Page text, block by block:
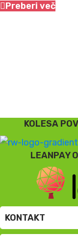
Preberi več
KOLESA
LEANPAY
KONTAKT